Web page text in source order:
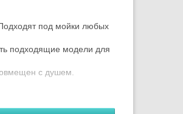
под мойки любых
подходящие модели для
с душем.